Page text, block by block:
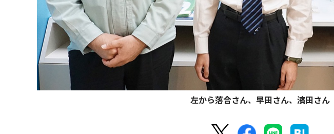
左から落合さん、早田さん、濱田さん